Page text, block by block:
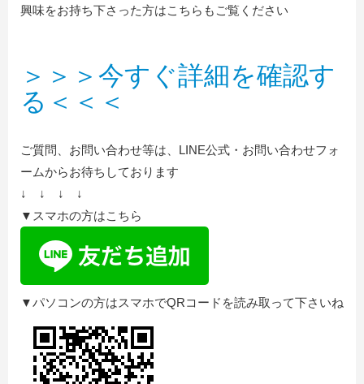
興味をお持ち下さった方はこちらもご覧ください
＞＞＞今すぐ詳細を確認す
る＜＜＜
ご質問、お問い合わせ等は、LINE公式・お問い合わせフォ
ームからお待ちしております
↓ ↓ ↓ ↓
▼スマホの方はこちら
▼パソコンの方はスマホでQRコードを読み取って下さいね